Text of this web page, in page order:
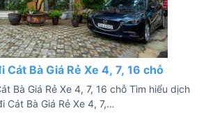
Cát Bà Giá Rẻ Xe 4, 7, 16 chỗ
Bà Giá Rẻ Xe 4, 7, 16 chỗ Tìm hiểu dịch
Cát Bà Giá Rẻ Xe 4, 7,…